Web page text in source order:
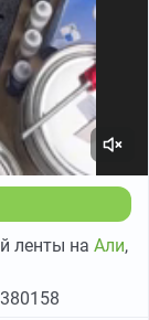
ленты на Али,